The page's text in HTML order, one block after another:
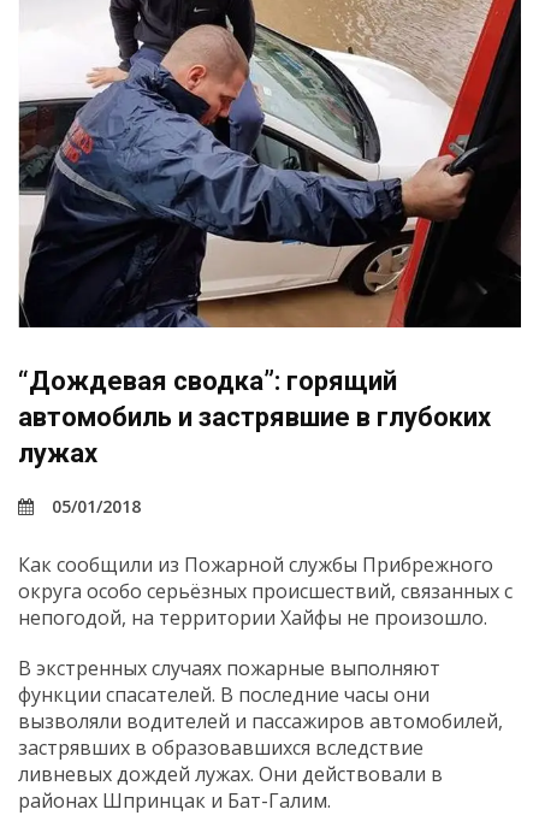
“Дождевая сводка”: горящий
автомобиль и застрявшие в глубоких
лужах
05/01/2018
Как сообщили из Пожарной службы Прибрежного
округа особо серьёзных происшествий, связанных с
непогодой, на территории Хайфы не произошло.
В экстренных случаях пожарные выполняют
функции спасателей. В последние часы они
вызволяли водителей и пассажиров автомобилей,
застрявших в образовавшихся вследствие
ливневых дождей лужах. Они действовали в
районах Шпринцак и Бат-Галим.